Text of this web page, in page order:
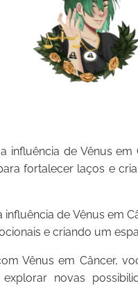
influência de Vênus
fortalecer laços e
influência de Vênus em
e criando um
Vênus em Câncer,
novas